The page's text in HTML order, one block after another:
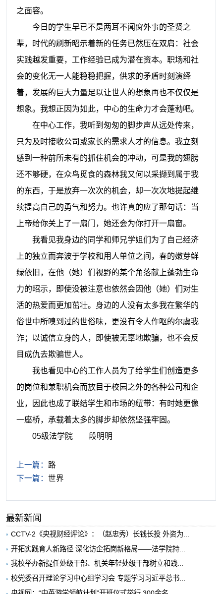
之面容。
今日的学生早已不是两耳不闻窗外事的圣贤之
辈，时代的刷新昭示着新的任务已然压在双肩：社会
实践越发重要，工作经验已成为潜在资本。职场和社
会的变化无一人能稳稳把握，供求的矛盾时刻演绎
着，发展的巨大力量足以让世人的想象再也不仅仅是
想象。我想正因为如此，中心的生命力才会蓬勃吧。
在中心工作，我听到匆匆的脚步声从远处传来，
只为及时接收公司或家长的需求人才的信息。我立刻
感到一种前所未有的抓住机会的冲动，可是我的翅膀
还不够硬，在众鸟觅食的森林我又何以采撷到属于我
的东西，于是放弃一次次的机会，却一次次地提起继
续提高自己的勇气和努力。也许真的应了那句话：当
上帝给你关上了一扇门，她还会为你打开一扇窗。
我看见我身边的同学和师兄学姐们为了自己经济
上的独立而奔波于学校和用人单位之间，春的嫩芽鲜
绿依旧，在他（她）们视野的某个角落献上蓬勃生命
力的昭示，即使没被注意也依然会因他（她）们对生
活的热爱而更加茁壮。身边的人没有太多我在繁华的
俗世中所嗅到过的世俗味，更没有令人作呕的尔虞我
诈；以诚信立身的人，即使被无辜地欺骗，也不会反
目成仇去欺骗世人。
我也看见中心的工作人员为了给学生们创造更多
的岗位和兼职机会而放目于校园之外的各种公司和企
业，因此也成了联结学生和市场的纽带：有时她更像
一座桥，承载着太多的脚步却依然坚强牢固。
05级法学院 段明明
上一篇： 路
下一篇： 世界
最新新闻
CCTV-2《央视财经评论》：（赵忠秀）长钱长投 外资为...
开拓实践育人新路径 深化访企拓岗新格局——法学院持...
我校举办新提任处级干部、机关年轻处级干部树立和践...
校党委召开理论学习中心组学习会 专题学习习近平总书...